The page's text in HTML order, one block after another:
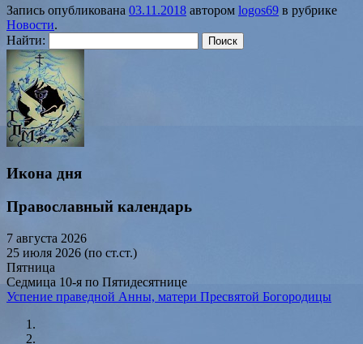
Запись опубликована 03.11.2018 автором logos69 в рубрике
Новости.
Найти:
Икона дня
Православный календарь
7 августа 2026
25 июля 2026 (по ст.ст.)
Пятница
Седмица 10-я по Пятидесятнице
Успение праведной Анны, матери Пресвятой Богородицы